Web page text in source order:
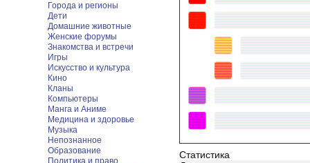
Города и регионы
Дети
Домашние животные
Женские форумы
Знакомства и встречи
Игры
Искусство и культура
Кино
Кланы
Компьютеры
Манга и Аниме
Медицина и здоровье
Музыка
Непознанное
Образование
Политика и право
Статистика